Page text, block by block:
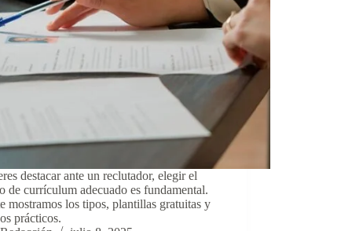
destacar ante un reclutador, elegir el
de currículum adecuado es fundamental.
mostramos los tipos, plantillas gratuitas y
prácticos.